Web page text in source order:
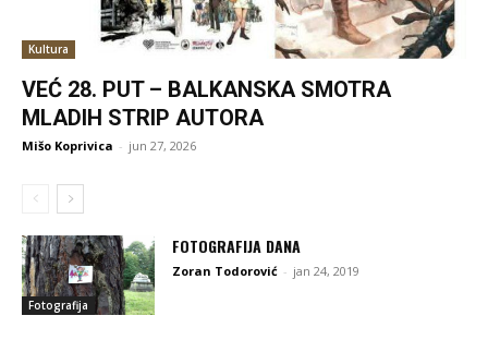
Kultura
VEĆ 28. PUT – BALKANSKA SMOTRA
MLADIH STRIP AUTORA
Mišo Koprivica - jun 27, 2026
Fotografija
FOTOGRAFIJA DANA
Zoran Todorović - jan 24, 2019